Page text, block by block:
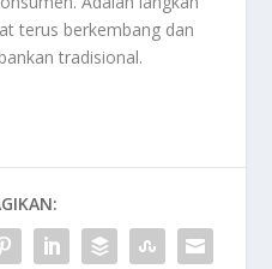
terus berkembang dan
tradisional.